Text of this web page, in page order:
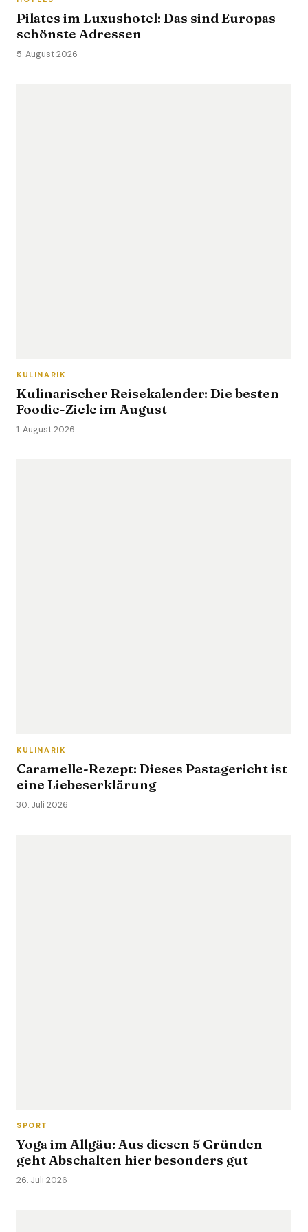
Pilates im Luxushotel: Das sind Europas
schönste Adressen
5. August 2026
KULINARIK
Kulinarischer Reisekalender: Die besten
Foodie-Ziele im August
1. August 2026
KULINARIK
Caramelle-Rezept: Dieses Pastagericht ist
eine Liebeserklärung
30. Juli 2026
SPORT
Yoga im Allgäu: Aus diesen 5 Gründen
geht Abschalten hier besonders gut
26. Juli 2026